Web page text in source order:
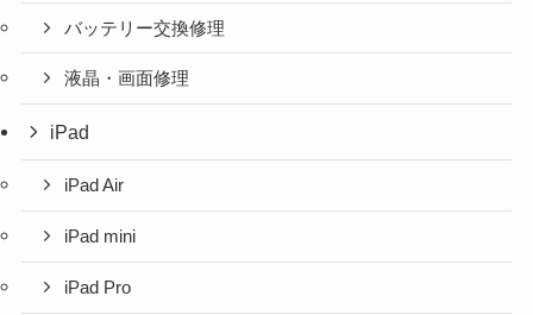
バッテリー交換修理
液晶・画面修理
iPad
iPad Air
iPad mini
iPad Pro